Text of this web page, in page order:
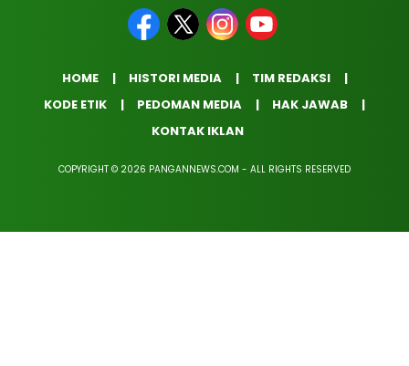
HOME HISTORI MEDIA
TIM REDAKSI
KODE ETIK
PEDOMAN MEDIA
HAK JAWAB
KONTAK IKLAN
COPYRIGHT © 2026 PANGANNEWS.COM - ALL RIGHTS RESERVED